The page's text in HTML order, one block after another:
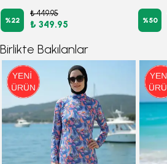
%22
₺ 449.95
₺ 349.95 %50
Birlikte Bakılanlar